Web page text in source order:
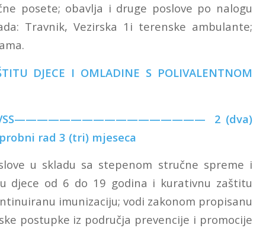
posete; obavlja i druge poslove po nalogu
Travnik, Vezirska 1i terenske ambulante;
DJECE I OMLADINE S POLIVALENTNOM
2 (dva)
rad 3 (tri) mjeseca
u skladu sa stepenom stručne spreme i
djece od 6 do 19 godina i kurativnu zaštitu
imunizaciju; vodi zakonom propisanu
postupke iz područja prevencije i promocije